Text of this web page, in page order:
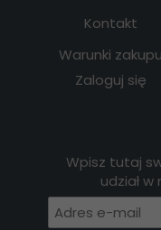
Kontakt
Warunki zakupu
Zaloguj się
Wpisz tutaj
udział